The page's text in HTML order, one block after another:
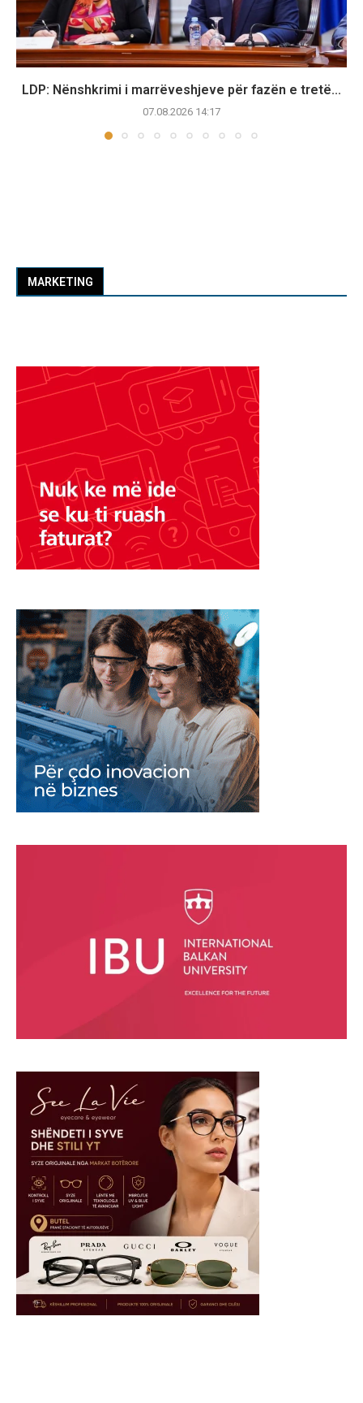
LDP: Nënshkrimi i marrëveshjeve për fazën e tretë...
07.08.2026 14:17
MARKETING